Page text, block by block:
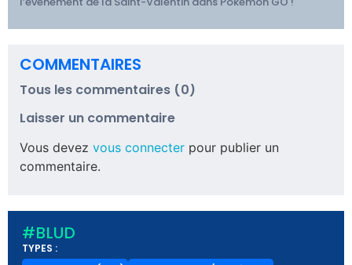
COMMENTAIRES
Tous les commentaires (0)
Laisser un commentaire
Vous devez vous connecter pour publier un
commentaire.
#BLUD
TYPES :